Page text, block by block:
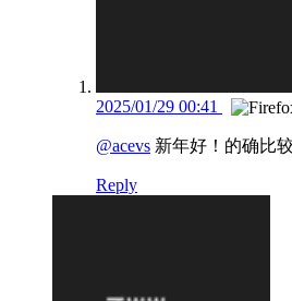
2025/01/29 00:41
@acevs 新年好！的确比
Reply